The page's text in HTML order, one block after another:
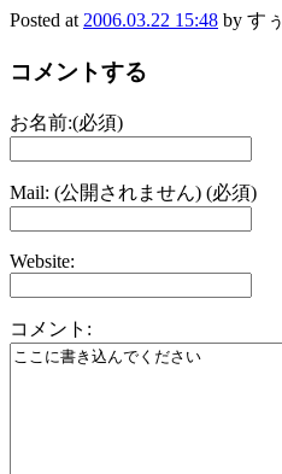
Posted at 2006.03.22 15:48 by すぅ
コメントする
お名前:(必須)
Mail: (公開されません) (必須)
Website:
コメント: